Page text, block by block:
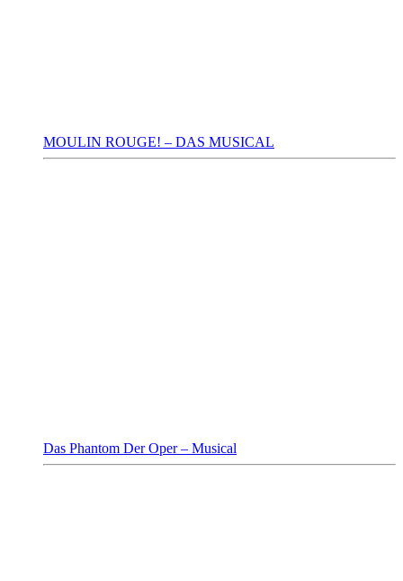
MOULIN ROUGE! – DAS MUSICAL
Das Phantom Der Oper – Musical